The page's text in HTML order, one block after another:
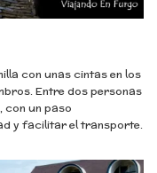
con unas cintas en los
Entre dos personas
con un paso
y facilitar el transporte.